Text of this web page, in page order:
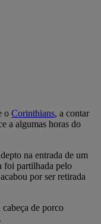
o Corinthians, a contar
a algumas horas do
na entrada de um
foi partilhada pelo
por ser retirada
de porco